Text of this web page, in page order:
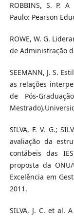
ROBBINS, S. P.
Paulo: Pearson
ROWE, W. G.
de Administração
SEEMANN, J. S.
as relações
de Pós-
SILVA, F. V. G.;
avaliação da
contábeis das
proposta da ONU/
Excelência em
2011.
SILVA, J. C. et al.